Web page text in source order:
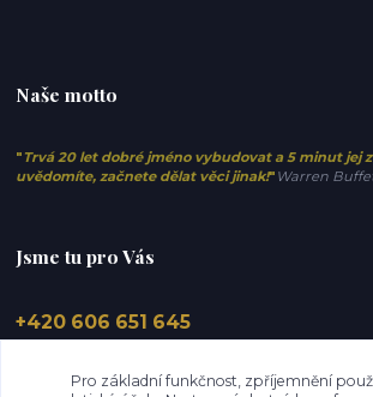
Naše motto
" Trvá 20 let dobré jméno vybudovat a 5 minut jej
uvědomíte, začnete dělat věci jinak!" Warren
Jsme tu pro Vás
+420 606 651 645
info@elfino.cz
Pro základní funkčnost, zpříjemnění